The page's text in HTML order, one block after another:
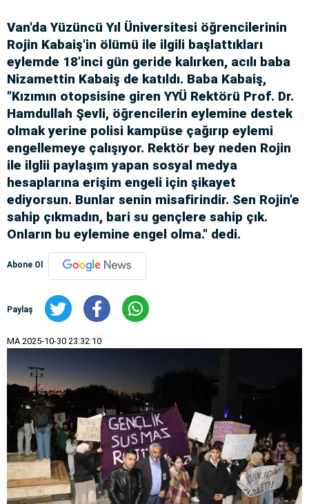
Van'da Yüzüncü Yıl Üniversitesi öğrencilerinin
Rojin Kabaiş'in ölümü ile ilgili başlattıkları
eylemde 18’inci gün geride kalırken, acılı baba
Nizamettin Kabaiş de katıldı. Baba Kabaiş,
"Kızımın otopsisine giren YYÜ Rektörü Prof. Dr.
Hamdullah Şevli, öğrencilerin eylemine destek
olmak yerine polisi kampüse çağırıp eylemi
engellemeye çalışıyor. Rektör bey neden Rojin
ile ilglii paylaşım yapan sosyal medya
hesaplarına erişim engeli için şikayet
ediyorsun. Bunlar senin misafirindir. Sen Rojin'e
sahip çıkmadın, bari su gençlere sahip çık.
Onların bu eylemine engel olma." dedi.
Abone Ol
Paylaş
MA 2025-10-30 23:32:10